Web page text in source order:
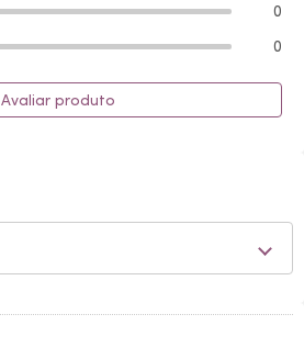
0
0
Avaliar produto